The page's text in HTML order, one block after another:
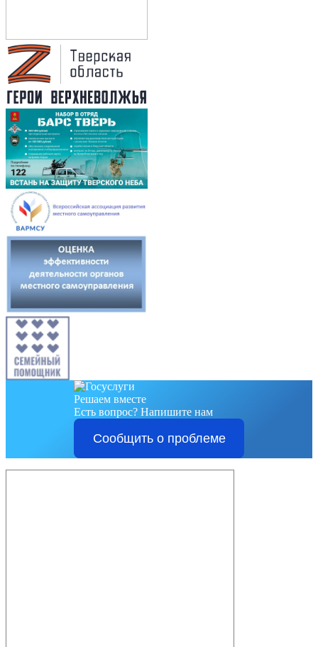
Решаем вместе
Есть вопрос? Напишите нам
Сообщить о проблеме